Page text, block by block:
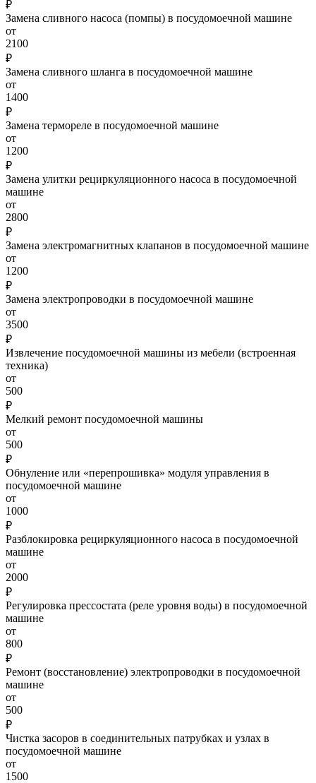
₽
Замена сливного насоса (помпы) в посудомоечной машине
от
2100
₽
Замена сливного шланга в посудомоечной машине
от
1400
₽
Замена термореле в посудомоечной машине
от
1200
₽
Замена улитки рециркуляционного насоса в посудомоечной
машине
от
2800
₽
Замена электромагнитных клапанов в посудомоечной машине
от
1200
₽
Замена электропроводки в посудомоечной машине
от
3500
₽
Извлечение посудомоечной машины из мебели (встроенная
техника)
от
500
₽
Мелкий ремонт посудомоечной машины
от
500
₽
Обнуление или «перепрошивка» модуля управления в
посудомоечной машине
от
1000
₽
Разблокировка рециркуляционного насоса в посудомоечной
машине
от
2000
₽
Регулировка прессостата (реле уровня воды) в посудомоечной
машине
от
800
₽
Ремонт (восстановление) электропроводки в посудомоечной
машине
от
500
₽
Чистка засоров в соединительных патрубках и узлах в
посудомоечной машине
от
1500